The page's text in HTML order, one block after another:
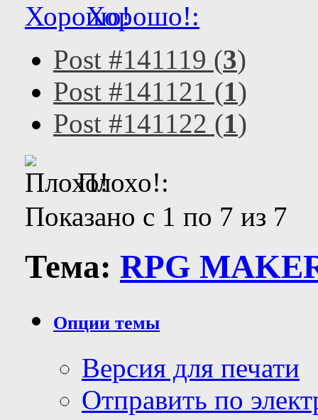
Хорошо!:
Post #141119 (3)
Post #141121 (1)
Post #141122 (1)
Плохо!:
Показано с 1 по 7 из 7
Тема: RPG
Опции темы
Версия для печати
Отправить по